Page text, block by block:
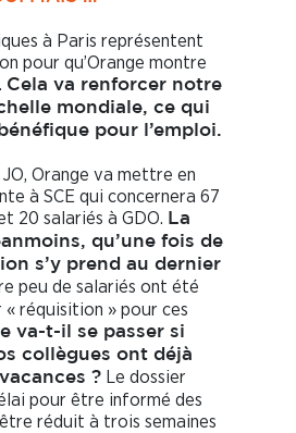
à Paris représentent
pour qu’Orange montre
Cela va renforcer notre
mondiale, ce qui
pour l’emploi.
JO, Orange va mettre en
à SCE qui concernera 67
20 salariés à GDO. La
qu’une fois de
s’y prend au dernier
peu de salariés ont été
réquisition » pour ces
va-t-il se passer si
collègues ont déjà
? Le dossier
pour être informé des
réduit à trois semaines